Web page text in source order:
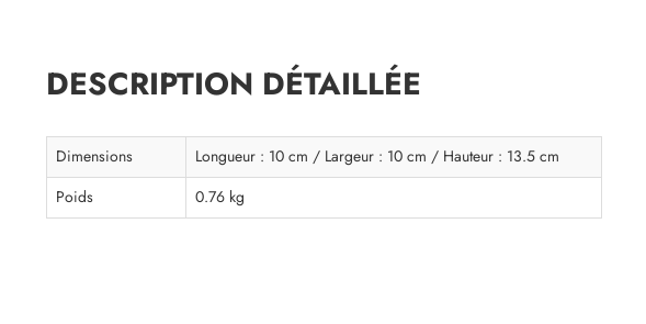
DESCRIPTION DÉTAILLÉE
Dimensions
Longueur : 10 cm / Largeur : 10 cm / Hauteur : 13.5 cm
Poids
0.76 kg